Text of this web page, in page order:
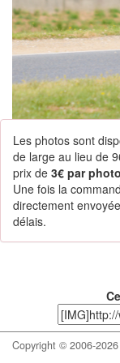
Les photos sont
de large au lieu de
prix de 3€ par photo
Une fois la
directement
délais.
Copyright © 2006-